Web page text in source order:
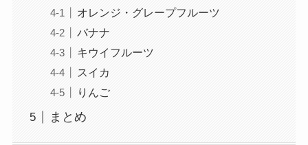
オレンジ・グレープフルーツ
バナナ
キウイフルーツ
スイカ
りんご
まとめ